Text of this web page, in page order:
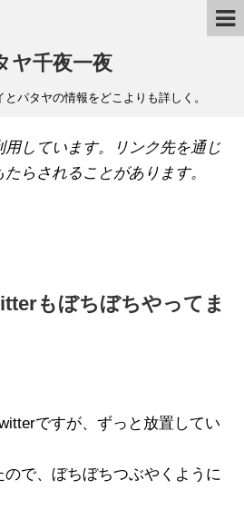
ヤ千夜一夜
パタヤの情報をどこよりも詳しく。
用しています。リンク先を通じ
らされることがあります。
もぼちぼちやってま
ですが、ずっと放置してい
で、ぼちぼちつぶやくように